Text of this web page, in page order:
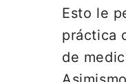
Esto le
práctica
de